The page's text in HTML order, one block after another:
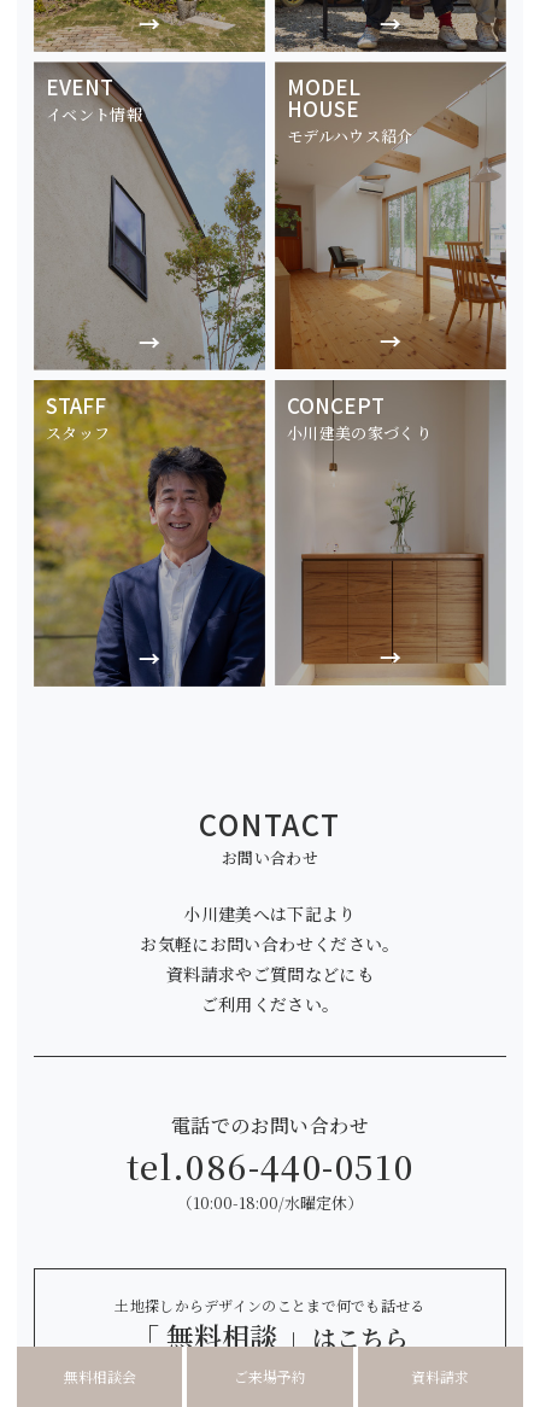
EVENT
イベント情報
MODEL
HOUSE
モデルハウス紹介
STAFF
スタッフ
CONCEPT
小川建美の家づくり
CONTACT
お問い合わせ
小川建美へは下記より
お気軽にお問い合わせください。
資料請求やご質問などにも
ご利用ください。
電話でのお問い合わせ
tel.086-440-0510
（10:00-18:00/水曜定休）
土地探しからデザインのことまで何でも話せる
「 無料相談 」はこちら
無料相談会 ご来場予約 資料請求